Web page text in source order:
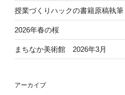
授業づくりハックの書籍原稿執筆
2026年春の桜
まちなか美術館 2026年3月
アーカイブ